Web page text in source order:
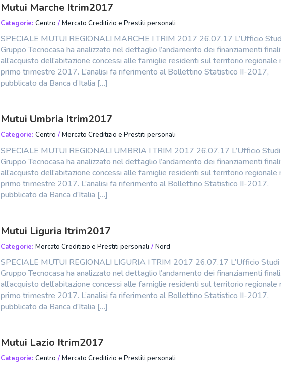
Mutui Marche Itrim2017
Categorie: Centro / Mercato Creditizio e Prestiti personali
SPECIALE MUTUI REGIONALI MARCHE I TRIM 2017 26.07.17 L’Ufficio
Gruppo Tecnocasa ha analizzato nel dettaglio l’andamento dei finanziamenti
all’acquisto dell’abitazione concessi alle famiglie residenti sul territorio regionale
primo trimestre 2017. L’analisi fa riferimento al Bollettino Statistico II-2017,
pubblicato da Banca d’Italia […]
Mutui Umbria Itrim2017
Categorie: Centro / Mercato Creditizio e Prestiti personali
SPECIALE MUTUI REGIONALI UMBRIA I TRIM 2017 26.07.17 L’Ufficio
Gruppo Tecnocasa ha analizzato nel dettaglio l’andamento dei finanziamenti
all’acquisto dell’abitazione concessi alle famiglie residenti sul territorio regionale
primo trimestre 2017. L’analisi fa riferimento al Bollettino Statistico II-2017,
pubblicato da Banca d’Italia […]
Mutui Liguria Itrim2017
Categorie: Mercato Creditizio e Prestiti personali / Nord
SPECIALE MUTUI REGIONALI LIGURIA I TRIM 2017 26.07.17 L’Ufficio
Gruppo Tecnocasa ha analizzato nel dettaglio l’andamento dei finanziamenti
all’acquisto dell’abitazione concessi alle famiglie residenti sul territorio regionale
primo trimestre 2017. L’analisi fa riferimento al Bollettino Statistico II-2017,
pubblicato da Banca d’Italia […]
Mutui Lazio Itrim2017
Categorie: Centro / Mercato Creditizio e Prestiti personali